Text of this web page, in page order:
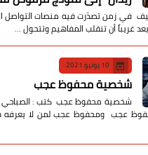
​في زمن تصدّرت فيه منصات التواصل
غريباً أن تنقلب المفاهيم وتتحول …
10 يونيو 2021
شخصية محفوظ عجب
شخصية محفوظ عجب كتب :
عجب ومحفوظ عجب لمن لا